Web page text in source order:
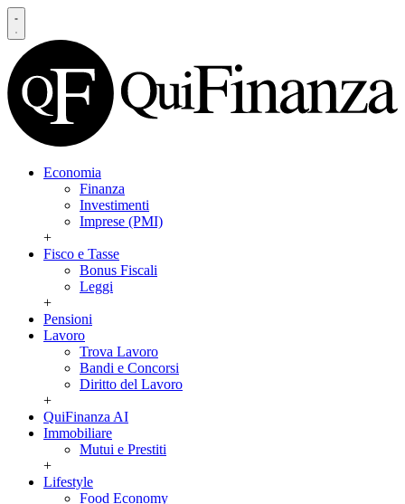
Economia
Finanza
Investimenti
Imprese (PMI)
+
Fisco e Tasse
Bonus Fiscali
Leggi
+
Pensioni
Lavoro
Trova Lavoro
Bandi e Concorsi
Diritto del Lavoro
+
QuiFinanza AI
Immobiliare
Mutui e Prestiti
+
Lifestyle
Food Economy